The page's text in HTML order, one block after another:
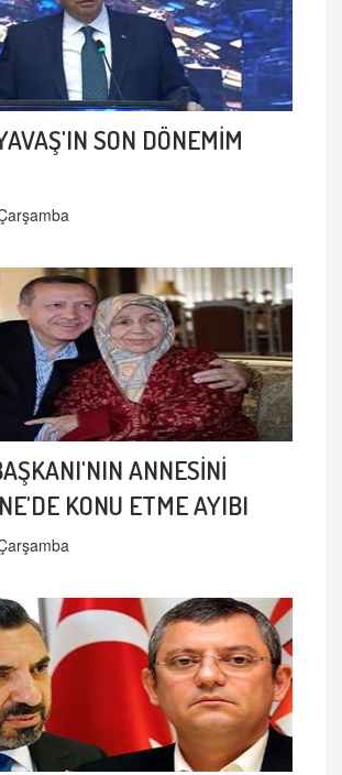
SON DÖNEMİM
ANNESİNİ
KONU ETME AYIBI